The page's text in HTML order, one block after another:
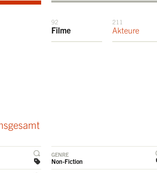
92
Filme
211
Akteure
GENRE
Non-Fiction